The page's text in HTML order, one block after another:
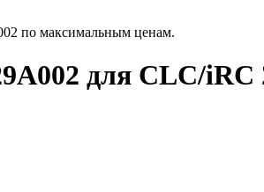
по максимальным ценам.
для CLC/iRC